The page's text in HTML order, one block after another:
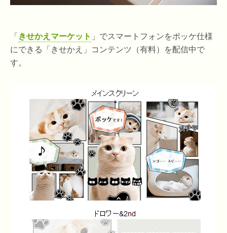
「きせかえマーケット 」でスマートフォンをポッケ仕様
にできる「きせかえ」コンテンツ（有料）を配信中で
す。